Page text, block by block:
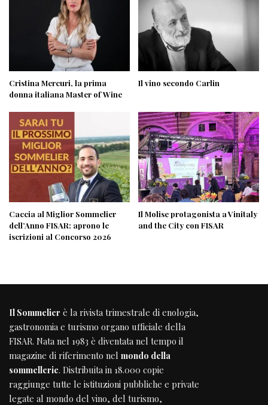
Cristina Mercuri, la prima
donna italiana Master of Wine
Il vino secondo Carlin
Caccia al Miglior Sommelier
dell’Anno FISAR: aprono le
iscrizioni al Concorso 2026
Il Molise protagonista a Vinitaly
and the City con FISAR
Il Sommelier è la rivista trimestrale di enologia,
gastronomia e turismo organo ufficiale della
FISAR. Nata nel 1983 è diventata nel tempo il
magazine di riferimento nel mondo della
sommellerie. Distribuita in 18.000 copie
raggiunge tutte le istituzioni pubbliche e private
legate al mondo del vino, del turismo,